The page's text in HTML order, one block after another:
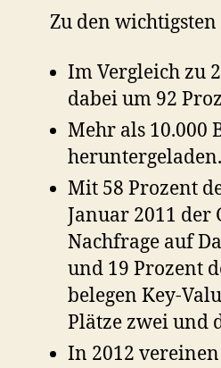
Zu den
Im Vergleich zu
dabei um 92
Mehr als 10.000
heruntergeladen.
Mit 58 Prozent
Januar 2011 der
Nachfrage auf
und 19 Prozent
belegen Key-
Plätze zwei und
In 2012